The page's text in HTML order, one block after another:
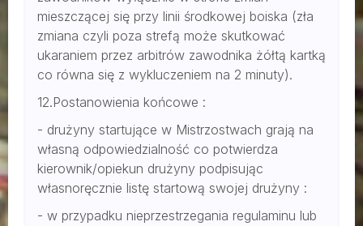
mieszczącej się przy linii środkowej boiska (zła
zmiana czyli poza strefą może skutkować
ukaraniem przez arbitrów zawodnika żółtą kartką
co równa się z wykluczeniem na 2 minuty).
12.Postanowienia końcowe :
- drużyny startujące w Mistrzostwach grają na
własną odpowiedzialność co potwierdza
kierownik/opiekun drużyny podpisując
własnoręcznie listę startową swojej drużyny :
- w przypadku nieprzestrzegania regulaminu lub